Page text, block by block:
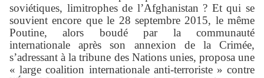
soviétiques, limitrophes de l’Afghanistan ? Et qui se
souvient encore que le 28 septembre 2015, le même
Poutine, alors boudé par la communauté
internationale après son annexion de la Crimée,
s’adressant à la tribune des Nations unies, proposa une
« large coalition internationale anti-terroriste » contre